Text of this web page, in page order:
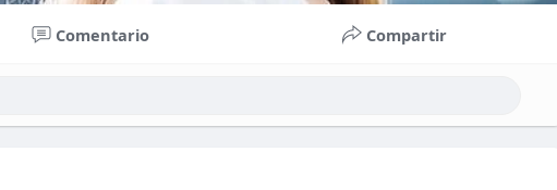
Comentario Compartir